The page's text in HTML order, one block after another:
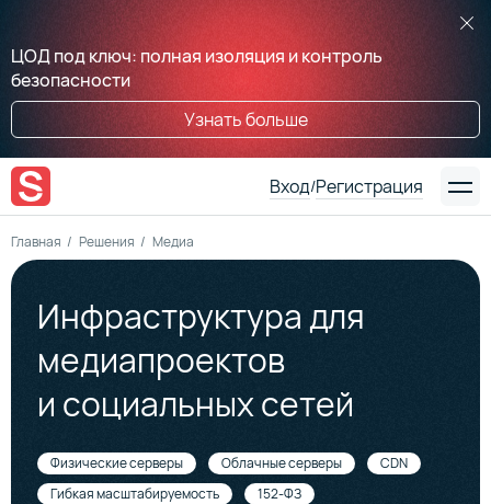
ЦОД под ключ: полная изоляция и контроль
безопасности
Узнать больше
Вход/Регистрация
Главная Решения Медиа
Инфраструктура для
медиапроектов
и социальных сетей
Физические серверы Облачные серверы
CDN
Гибкая масштабируемость
152-ФЗ